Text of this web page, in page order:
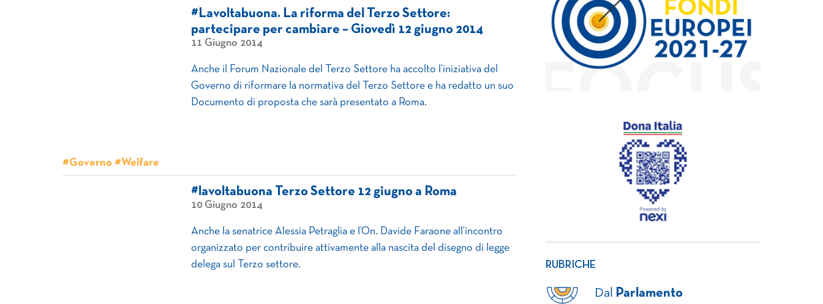
#Lavoltabuona. La riforma del Terzo Settore:
partecipare per cambiare – ​Giovedì 12 giugno 2014
11 Giugno 2014
Anche il Forum Nazionale del Terzo Settore ha accolto l’iniziativa del
Governo di riformare la normativa del Terzo Settore e ha redatto un suo
Documento di proposta che sarà presentato a Roma.
#Governo #Welfare
#lavoltabuona Terzo Settore 12 giugno a Roma
10 Giugno 2014
Anche la senatrice Alessia Petraglia e l’On. Davide Faraone all’incontro
organizzato per contribuire attivamente alla nascita del disegno di legge
delega sul Terzo settore.
RUBRICHE
Dal Parlamento